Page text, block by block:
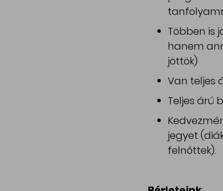
Többen is
hanem
jöttök)
Van teljes
Teljes árú
jegyet
felnőttek).